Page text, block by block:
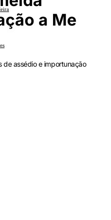
a Me
de assédio e importunação